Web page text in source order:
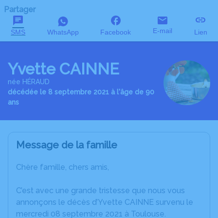
Partager
SMS WhatsApp Facebook E-mail Lien
Yvette CAINNE
née HÉRAUD
décédée le 8 septembre 2021 à l'âge de 90
ans
Message de la famille
Chère famille, chers amis,
C’est avec une grande tristesse que nous vous
annonçons le décès d’Yvette CAINNE survenu le
mercredi 08 septembre 2021 à Toulouse.